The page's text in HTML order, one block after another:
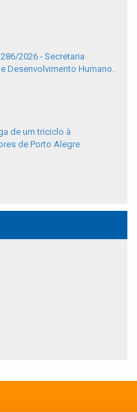
2026 - Secretaria
Desenvolvimento Humano.
de um triciclo à
de Porto Alegre